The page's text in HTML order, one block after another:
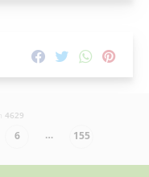
4629
6 … 155